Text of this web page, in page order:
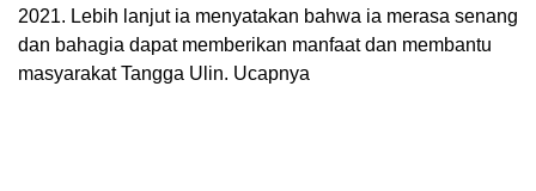
2021. Lebih lanjut ia menyatakan bahwa ia merasa senang
dan bahagia dapat memberikan manfaat dan membantu
masyarakat Tangga Ulin. Ucapnya